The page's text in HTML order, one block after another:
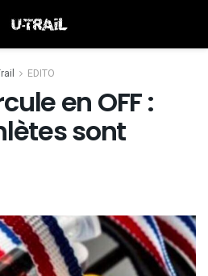
EDITO
en OFF :
sont